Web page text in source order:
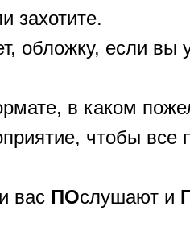
захотите.
обложку, если вы
в каком
чтобы все
вас ПОслушают и